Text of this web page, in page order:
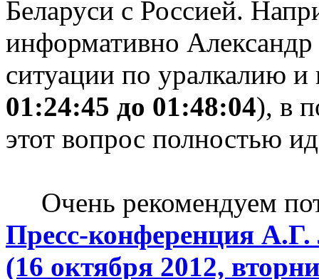
Беларуси с Россией.
информативно Александр
ситуации по уралкалию
01:24:45 до 01:48:04), в
этот вопрос полностью
Очень рекомендуем
Пресс-конференция
(16 октября 2012,